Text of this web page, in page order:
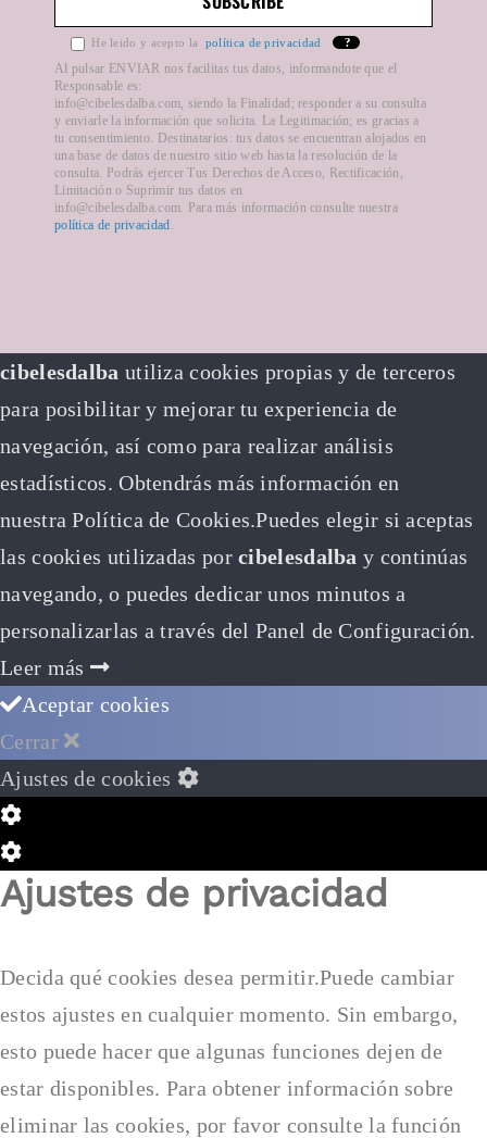
Formas de pago
Plazos de entrega
He leido y acepto la política de privacidad ?
Al pulsar ENVIAR nos facilitas tus datos, informandote que el
Responsable es:
info@cibelesdalba.com, siendo la Finalidad; responder a su consulta
y enviarle la información que solicita. La Legitimación; es gracias a
tu consentimiento. Destinatarios: tus datos se encuentran alojados en
una base de datos de nuestro sitio web hasta la resolución de la
consulta. Podrás ejercer Tus Derechos de Acceso, Rectificación,
Limitación o Suprimir tus datos en
info@cibelesdalba.com. Para más información consulte nuestra
política de privacidad.
cibelesdalba utiliza cookies propias y de terceros
para posibilitar y mejorar tu experiencia de
navegación, así como para realizar análisis
estadísticos. Obtendrás más información en
nuestra Política de Cookies.Puedes elegir si aceptas
las cookies utilizadas porcibelesdalbay continúas
navegando, o puedes dedicar unos minutos a
personalizarlas a través del Panel de Configuración.
Leer más
Aceptar cookies
Cerrar
Ajustes de cookies
Configuración
de
Cookie
Configuración
de
Ajustes de privacidad
Decida qué cookies desea permitir.Puede cambiar
estos ajustes en cualquier momento. Sin embargo,
esto puede hacer que algunas funciones dejen de
estar disponibles. Para obtener información sobre
eliminar las cookies, por favor consulte la función